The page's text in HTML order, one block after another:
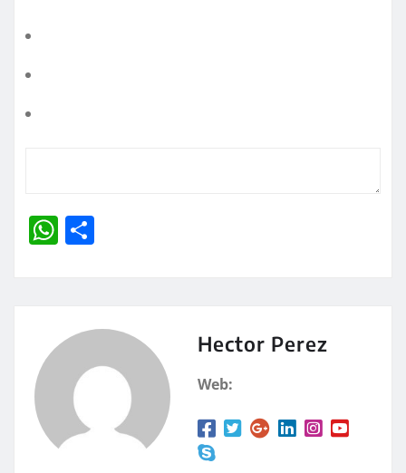
W
A
p
rt
Hector Perez
Web: